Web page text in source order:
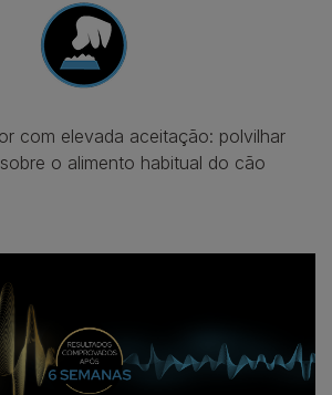
com elevada aceitação: polvilhar
o alimento habitual do cão